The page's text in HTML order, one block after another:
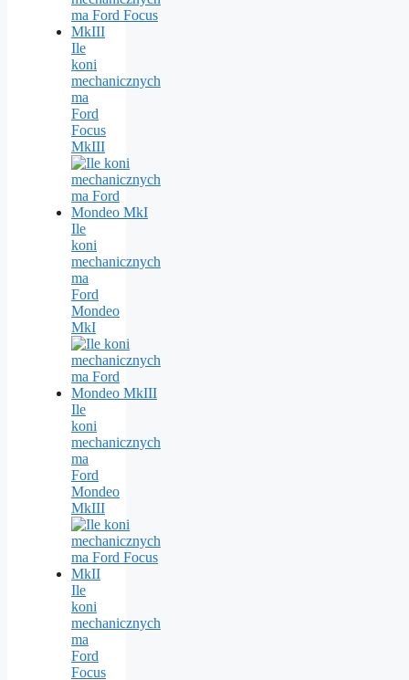
Ile
koni
mechanicznych
ma
Ford
Focus
MkIII
Ile
koni
mechanicznych
ma
Ford
Mondeo
MkI
Ile
koni
mechanicznych
ma
Ford
Mondeo
MkIII
Ile
koni
mechanicznych
ma
Ford
Focus